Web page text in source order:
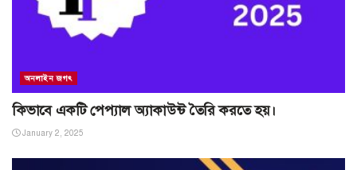
অনলাইন জগৎ
কিভাবে একটি পেপ্যাল অ্যাকাউন্ট তৈরি করতে হয়।
January 2, 2025